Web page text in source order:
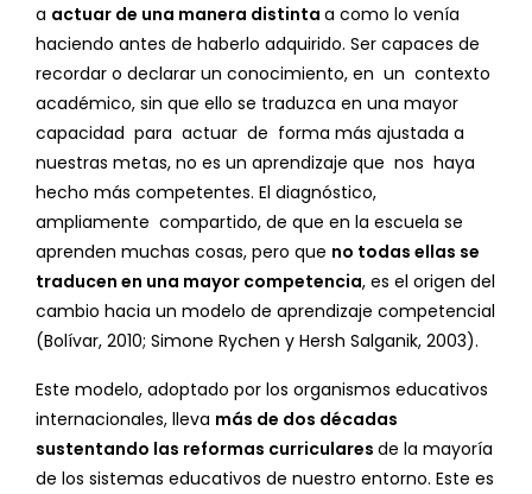
a actuar de una manera distinta a como lo venía
haciendo antes de haberlo adquirido. Ser capaces de
recordar o declarar un conocimiento, en un contexto
académico, sin que ello se traduzca en una mayor
capacidad para actuar de forma más ajustada a
nuestras metas, no es un aprendizaje que nos haya
hecho más competentes. El diagnóstico,
ampliamente compartido, de que en la escuela se
aprenden muchas cosas, pero que no todas ellas se
traducen en una mayor competencia, es el origen del
cambio hacia un modelo de aprendizaje competencial
(Bolívar, 2010; Simone Rychen y Hersh Salganik, 2003).
Este modelo, adoptado por los organismos educativos
internacionales, lleva más de dos décadas
sustentando las reformas curriculares de la mayoría
de los sistemas educativos de nuestro entorno. Este es